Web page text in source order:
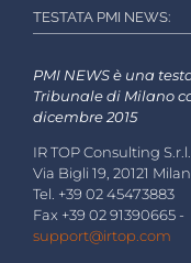
TESTATA PMI NEWS:
PMI NEWS è una
Tribunale di Milano
dicembre 2015
IR TOP Consulting S.r.l.
Via Bigli 19, 20121
Tel. +39 02 45473883
Fax +39 02 91390665 -
support@irtop.com